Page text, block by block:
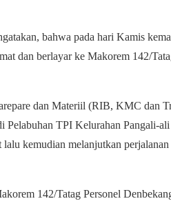
bahwa pada hari Kamis
dan berlayar ke Makorem 142/
dan Materiil (RIB, KMC dan
Pelabuhan TPI Kelurahan Pangali-
kemudian melanjutkan
142/Tatag Personel